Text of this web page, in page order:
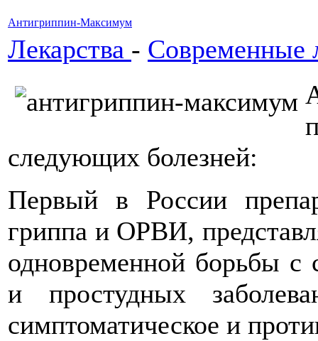
Антигриппин-Максимум
Лекарства - Современные
следующих болезней:
Первый в России
гриппа и ОРВИ,
одновременной борьбы
и простудных
симптоматическое и